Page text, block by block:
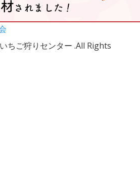
ちご狩りセンター .All Rights